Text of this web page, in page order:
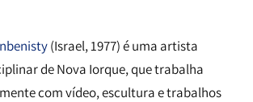
(Israel, 1977) é uma artista
de Nova Iorque, que trabalha
com vídeo, escultura e trabalhos